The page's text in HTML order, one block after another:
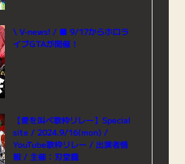
\ V-news! / ■ 9/17からホロラ
イブGTAが開催！
【愛を叫べ歌枠リレー】Special
site / 2024.9/16(mon) /
YouTube歌枠リレー / 出演者情
報 / 主催：刃堂朧